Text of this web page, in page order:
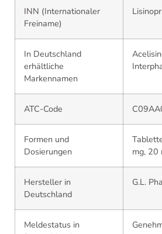
INN (Internationaler
Freiname)
In Deutschland
erhältliche
Markennamen
ATC-Code
Formen und
Dosierungen
mg, 20
Hersteller in
Deutschland
G.L.
Meldestatus in